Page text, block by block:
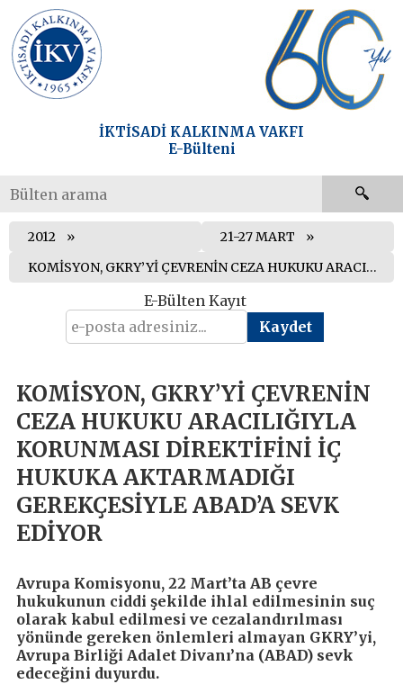
İKTİSADİ KALKINMA VAKFI
E-Bülteni
2012
21-27 MART
KOMİSYON, GKRY’Yİ ÇEVRENİN CEZA HUKUKU ARACILIĞIYLA KORUNMASI DİREKTİFİNİ İÇ HUKUKA AKTARMADIĞI GEREKÇESİYLE ABAD’A SEVK EDİYOR
E-Bülten Kayıt
KOMİSYON, GKRY’Yİ ÇEVRENİN
CEZA HUKUKU ARACILIĞIYLA
KORUNMASI DİREKTİFİNİ İÇ
HUKUKA AKTARMADIĞI
GEREKÇESİYLE ABAD’A SEVK
EDİYOR
Avrupa Komisyonu, 22 Mart’ta AB çevre
hukukunun ciddi şekilde ihlal edilmesinin suç
olarak kabul edilmesi ve cezalandırılması
yönünde gereken önlemleri almayan GKRY’yi,
Avrupa Birliği Adalet Divanı’na (ABAD) sevk
edeceğini duyurdu.